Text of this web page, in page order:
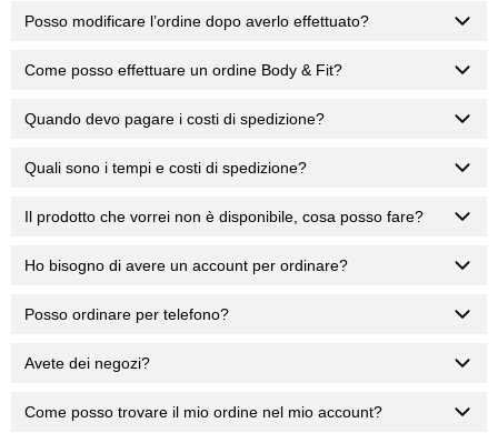
Posso modificare l’ordine dopo averlo effettuato?
Come posso effettuare un ordine Body & Fit?
Quando devo pagare i costi di spedizione?
Quali sono i tempi e costi di spedizione?
Il prodotto che vorrei non è disponibile, cosa posso fare?
Ho bisogno di avere un account per ordinare?
Posso ordinare per telefono?
Avete dei negozi?
Come posso trovare il mio ordine nel mio account?